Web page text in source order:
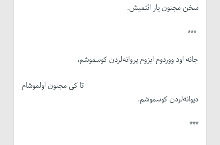
سخن مجنون یار ائتمیش.
***
جانه اود ووردوم ایزوم پروانه‌لردن کوسموشم،
تا کی مجنون اولموشام
دیوانه‌لردن کوسموشم.
***